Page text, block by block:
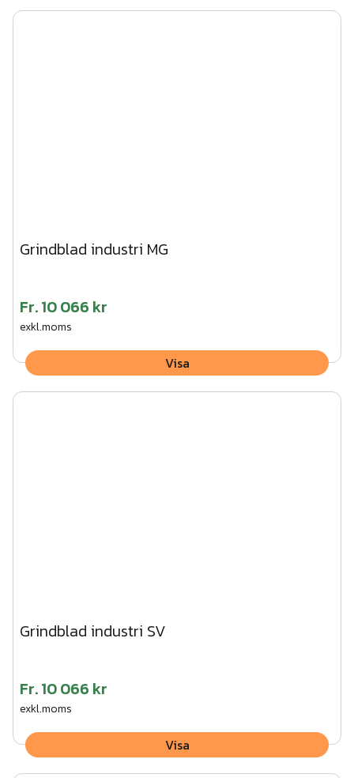
Grindblad industri MG
Fr.10 066 kr
exkl.moms
Visa
Grindblad industri SV
Fr.10 066 kr
exkl.moms
Visa